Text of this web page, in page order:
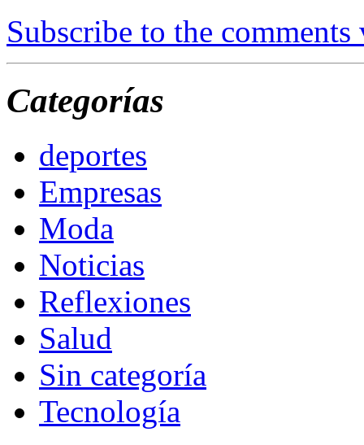
Subscribe to the comments
Categorías
deportes
Empresas
Moda
Noticias
Reflexiones
Salud
Sin categoría
Tecnología